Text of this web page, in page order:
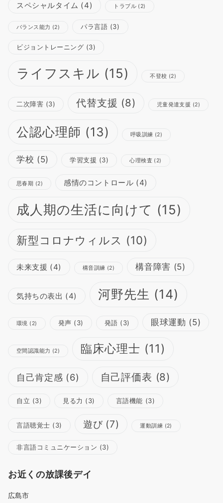
スペシャルタイム (4) トラブル (2)
バランス能力 (2) パラ言語 (3)
ビジョントレーニング (3)
ライフスキル (15) 不登校 (2)
二次障害 (3) 代替支援 (8) 児童発達支援 (2)
公認心理師 (13) 呼吸訓練 (2)
学校 (5) 学習支援 (3) 心理検査 (2)
思春期 (2) 感情のコントロール (4)
成人期の生活に向けて (15)
新型コロナウィルス (10)
未来支援 (4) 構音訓練 (2) 構音障害 (5)
気持ちの表出 (4) 河野先生 (14)
環境 (2) 発声 (3) 発語 (3) 眼球運動 (5)
空間認識能力 (2) 臨床心理士 (11)
自己肯定感 (6) 自己評価表 (8)
自立 (3) 見る力 (3) 言語機能 (3)
言語聴覚士 (3) 遊び(7) 運動訓練 (2)
非言語コミュニケーション (3)
お近くの放課後デイ
広島市